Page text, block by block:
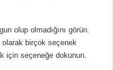
olup olmadığını görün.
birçok seçenek
için seçeneğe dokunun.